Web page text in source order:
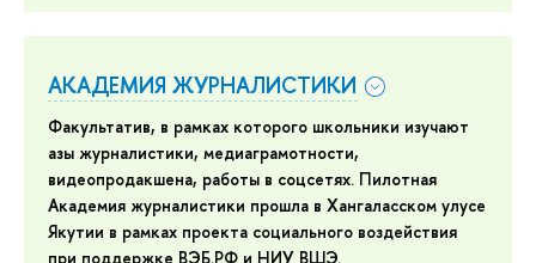
АКАДЕМИЯ ЖУРНАЛИСТИКИ
Факультатив, в рамках которого школьники изучают
азы журналистики, медиаграмотности,
видеопродакшена, работы в соцсетях. Пилотная
Академия журналистики прошла в Хангаласском улусе
Якутии в рамках проекта социального воздействия
при поддержке ВЭБ.РФ и НИУ ВШЭ.